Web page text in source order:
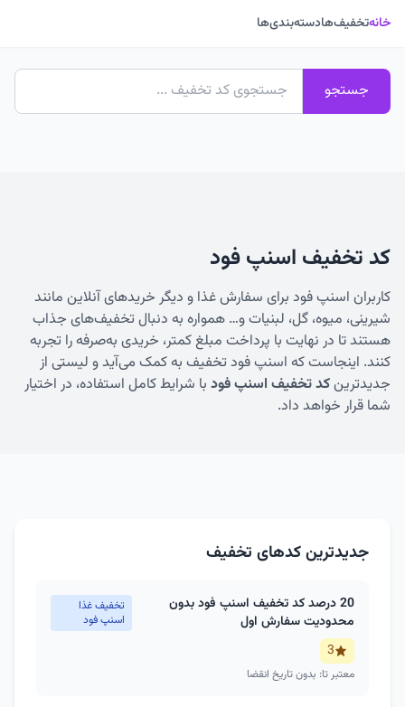
خانهتخفیف‌هادسته‌بندی‌ها
جستجو
کد تخفیف اسنپ فود
کاربران اسنپ فود برای سفارش غذا و دیگر خریدهای آنلاین مانند
شیرینی، میوه، گل، لبنیات و… همواره به دنبال تخفیف‌های جذاب
هستند تا در نهایت با پرداخت مبلغ کمتر، خریدی به‌صرفه را تجربه
کنند. اینجاست که اسنپ فود تخفیف به کمک می‌آید و لیستی از
جدیدترینکد تخفیف اسنپ فود با شرایط کامل استفاده، در اختیار
شما قرار خواهد داد.
جدیدترین کدهای تخفیف
20 درصد کد تخفیف اسنپ فود بدون
محدودیت سفارش اول
تخفیف غذا
اسنپ فود
3
معتبر تا: بدون تاریخ انقضا